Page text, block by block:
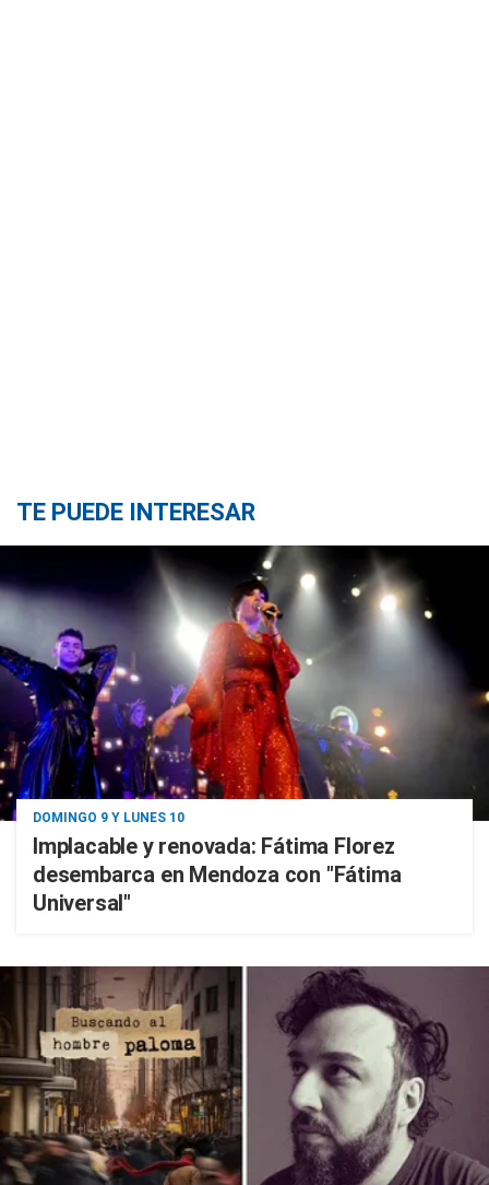
TE PUEDE INTERESAR
DOMINGO 9 Y LUNES 10
Implacable y renovada: Fátima Florez
desembarca en Mendoza con "Fátima
Universal"